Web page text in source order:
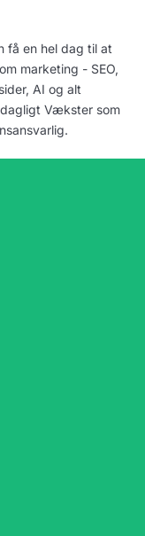
få en hel dag til at
marketing - SEO,
AI og alt
Vækster som